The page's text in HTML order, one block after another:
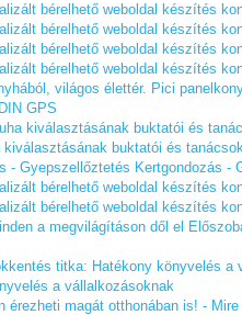
bérelhető weboldal készítés
bérelhető weboldal készítés
bérelhető weboldal készítés
bérelhető weboldal készítés
világos élettér. Pici
GPS
kiválasztásának buktatói és
kiválasztásának buktatói és
- Gyepszellőztetés Kertgondozás -
bérelhető weboldal készítés
bérelhető weboldal készítés
a megvilágításon dől el
titka: Hatékony könyvelés a
a vállalkozásoknak
érezheti magát otthonában is! -